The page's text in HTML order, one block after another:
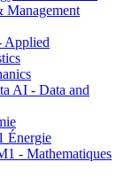
Management
Applied
AI - Data and
Énergie
- Mathematiques